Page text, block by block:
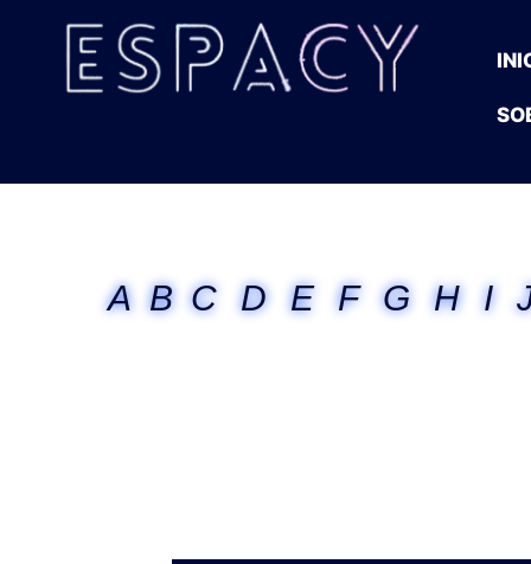
A B C D E F G H I